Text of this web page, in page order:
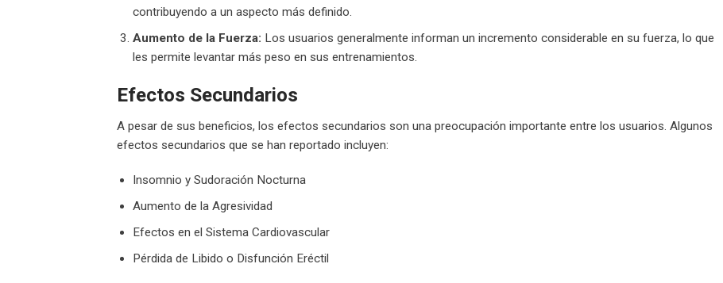
contribuyendo a un aspecto más definido.
Aumento de la Fuerza: Los usuarios generalmente informan un incremento considerable en su fuerza, lo que
les permite levantar más peso en sus entrenamientos.
Efectos Secundarios
A pesar de sus beneficios, los efectos secundarios son una preocupación importante entre los usuarios. Algunos
efectos secundarios que se han reportado incluyen:
Insomnio y Sudoración Nocturna
Aumento de la Agresividad
Efectos en el Sistema Cardiovascular
Pérdida de Libido o Disfunción Eréctil